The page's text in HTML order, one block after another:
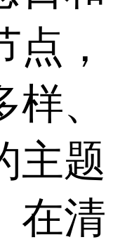
，
、
主题
在清